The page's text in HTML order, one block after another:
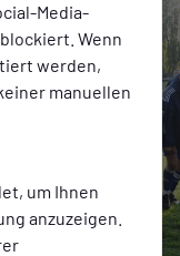
Media-
Wenn
werden,
manuellen
um Ihnen
anzuzeigen.